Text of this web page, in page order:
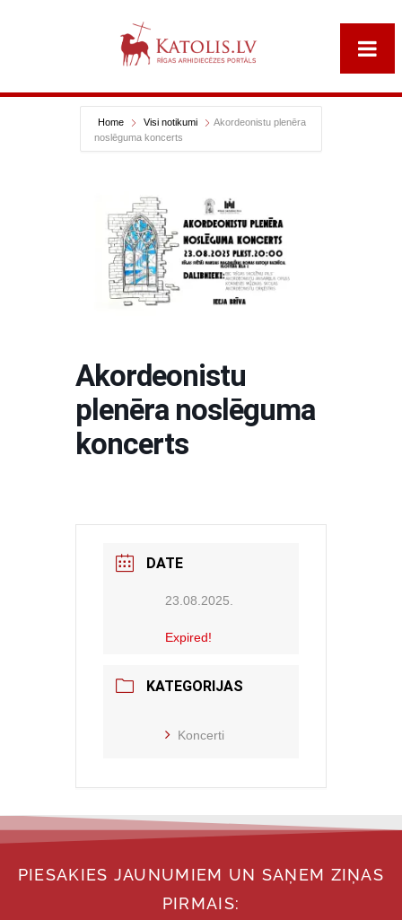
Home Visi notikumi
Akordeonistu plenēra
noslēguma koncerts
Akordeonistu
plenēra noslēguma
koncerts
DATE
23.08.2025.
Expired!
KATEGORIJAS
Koncerti
PIESAKIES JAUNUMIEM UN SAŅEM ZIŅAS
PIRMAIS: